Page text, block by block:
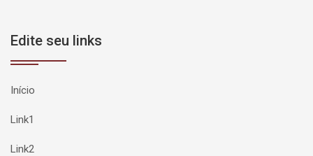
Edite seu links
Início
Link1
Link2